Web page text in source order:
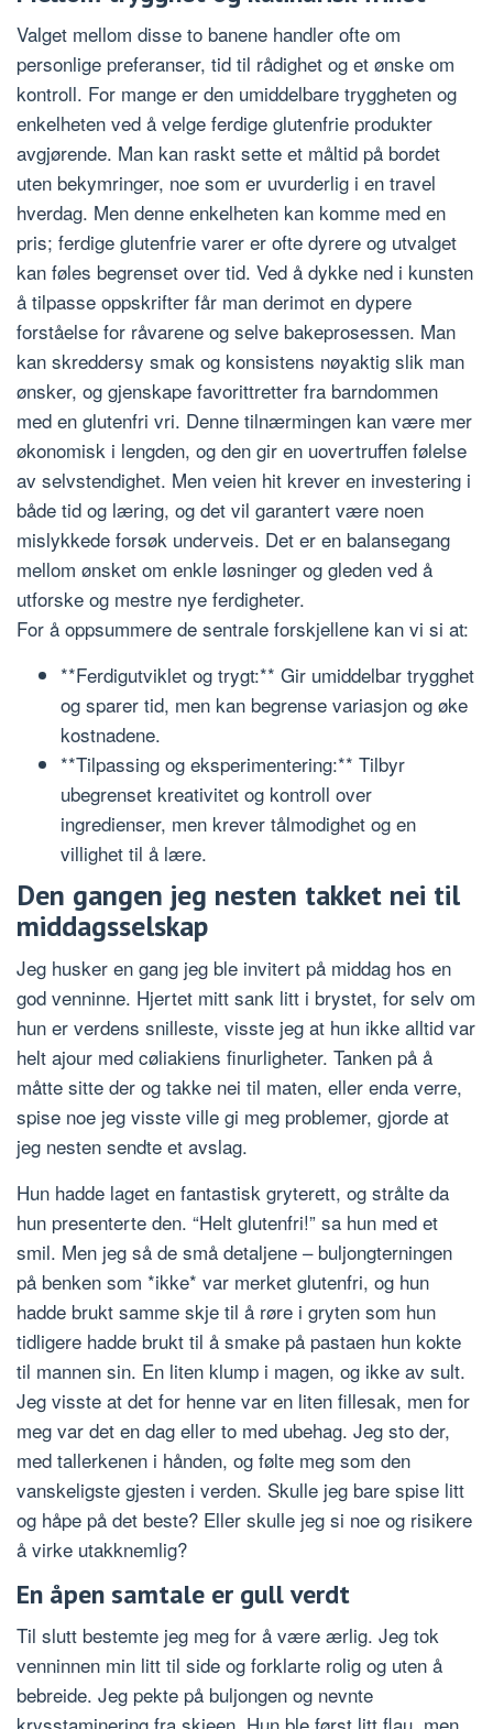
Valget mellom disse to banene handler ofte om
personlige preferanser, tid til rådighet og et ønske om
kontroll. For mange er den umiddelbare tryggheten og
enkelheten ved å velge ferdige glutenfrie produkter
avgjørende. Man kan raskt sette et måltid på bordet
uten bekymringer, noe som er uvurderlig i en travel
hverdag. Men denne enkelheten kan komme med en
pris; ferdige glutenfrie varer er ofte dyrere og utvalget
kan føles begrenset over tid. Ved å dykke ned i kunsten
å tilpasse oppskrifter får man derimot en dypere
forståelse for råvarene og selve bakeprosessen. Man
kan skreddersy smak og konsistens nøyaktig slik man
ønsker, og gjenskape favorittretter fra barndommen
med en glutenfri vri. Denne tilnærmingen kan være mer
økonomisk i lengden, og den gir en uovertruffen følelse
av selvstendighet. Men veien hit krever en investering i
både tid og læring, og det vil garantert være noen
mislykkede forsøk underveis. Det er en balansegang
mellom ønsket om enkle løsninger og gleden ved å
utforske og mestre nye ferdigheter.
For å oppsummere de sentrale forskjellene kan vi si at:
**Ferdigutviklet og trygt:** Gir umiddelbar trygghet
og sparer tid, men kan begrense variasjon og øke
kostnadene.
**Tilpassing og eksperimentering:** Tilbyr
ubegrenset kreativitet og kontroll over
ingredienser, men krever tålmodighet og en
villighet til å lære.
Den gangen jeg nesten takket nei til
middagsselskap
Jeg husker en gang jeg ble invitert på middag hos en
god venninne. Hjertet mitt sank litt i brystet, for selv om
hun er verdens snilleste, visste jeg at hun ikke alltid var
helt ajour med cøliakiens finurligheter. Tanken på å
måtte sitte der og takke nei til maten, eller enda verre,
spise noe jeg visste ville gi meg problemer, gjorde at
jeg nesten sendte et avslag.
Hun hadde laget en fantastisk gryterett, og strålte da
hun presenterte den. “Helt glutenfri!” sa hun med et
smil. Men jeg så de små detaljene – buljongterningen
på benken som *ikke* var merket glutenfri, og hun
hadde brukt samme skje til å røre i gryten som hun
tidligere hadde brukt til å smake på pastaen hun kokte
til mannen sin. En liten klump i magen, og ikke av sult.
Jeg visste at det for henne var en liten fillesak, men for
meg var det en dag eller to med ubehag. Jeg sto der,
med tallerkenen i hånden, og følte meg som den
vanskeligste gjesten i verden. Skulle jeg bare spise litt
og håpe på det beste? Eller skulle jeg si noe og risikere
å virke utakknemlig?
En åpen samtale er gull verdt
Til slutt bestemte jeg meg for å være ærlig. Jeg tok
venninnen min litt til side og forklarte rolig og uten å
bebreide. Jeg pekte på buljongen og nevnte